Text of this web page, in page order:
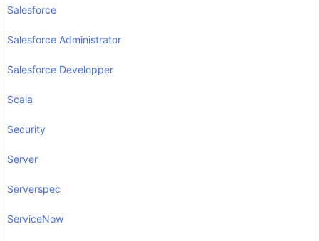
Salesforce
Salesforce Administrator
Salesforce Developper
Scala
Security
Server
Serverspec
ServiceNow